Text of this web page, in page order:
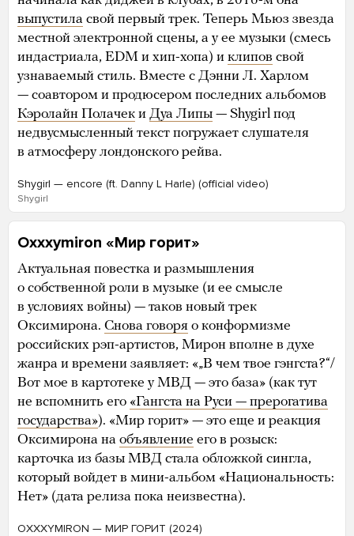
выпустила свой первый трек. Теперь Мьюз звезда
местной электронной сцены, а у ее музыки (смесь
индастриала, EDM и хип-хопа) и клипов свой
узнаваемый стиль. Вместе с Дэнни Л. Харлом
— соавтором и продюсером последних альбомов
Кэролайн Полачек и Дуа Липы — Shygirl под
недвусмысленный текст погружает слушателя
в атмосферу лондонского рейва.
Shygirl — encore (ft. Danny L Harle) (official video)
Shygirl
Oxxxymiron «Мир горит»
Актуальная повестка и размышления
о собственной роли в музыке (и ее смысле
в условиях войны) — таков новый трек
Оксимирона. Снова говоря о конформизме
российских рэп-артистов, Мирон вполне в духе
жанра и времени заявляет: «„В чем твое гэнгста?“/
Вот мое в картотеке у МВД — это база» (как тут
не вспомнить его «Гангста на Руси — прерогатива
государства»). «Мир горит» — это еще и реакция
Оксимирона на объявление его в розыск:
карточка из базы МВД стала обложкой сингла,
который войдет в мини-альбом «Национальность:
Нет» (дата релиза пока неизвестна).
OXXXYMIRON — МИР ГОРИТ (2024)